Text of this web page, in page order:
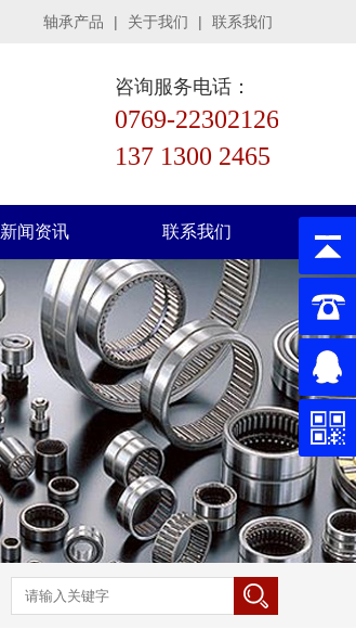
轴承产品 | 关于我们 | 联系我们
咨询服务电话：
0769-22302126
137 1300 2465
新闻资讯 联系我们